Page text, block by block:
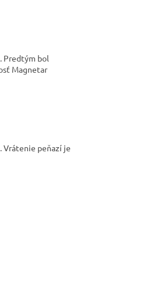
Predtým bol
Magnetar
Vrátenie peňazí je